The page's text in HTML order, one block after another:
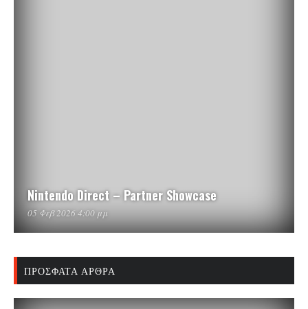
Nintendo Direct – Partner Showcase
05 Φεβ 2026 4:00 μμ
ΠΡΌΣΦΑΤΑ ΆΡΘΡΑ